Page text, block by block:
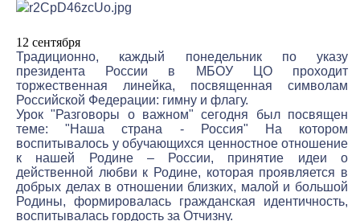
12 сентября
Традиционно, каждый понедельник по указу
президента России в МБОУ ЦО проходит
торжественная линейка, посвященная символам
Российской Федерации: гимну и флагу.
Урок "Разговоры о важном" сегодня был посвящен
теме: "Наша страна - Россия" На котором
воспитывалось у обучающихся ценностное отношение
к нашей Родине – России, принятие идеи о
действенной любви к Родине, которая проявляется в
добрых делах в отношении близких, малой и большой
Родины, формировалась гражданская идентичность,
воспитывалась гордость за Отчизну.